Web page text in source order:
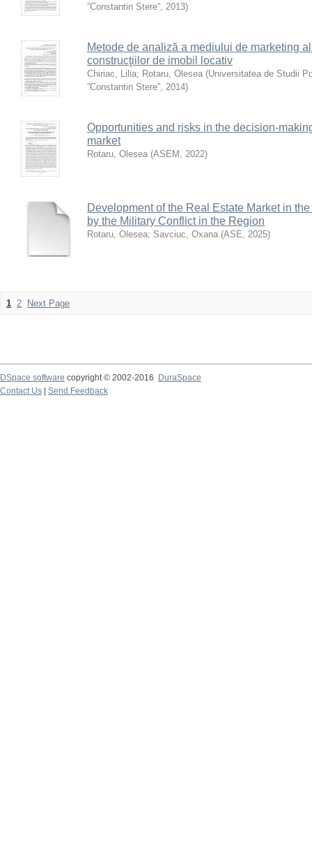
”Constantin Stere”, 2013)
Metode de analiză a mediului de marketing
construcţiilor de imobil locativ
Chiriac, Lilia; Rotaru, Olesea (Universitatea de Studii
”Constantin Stere”, 2014)
Opportunities and risks in the decision-
market
Rotaru, Olesea (ASEM , 2022)
Development of the Real Estate Market in
by the Military Conflict in the Region
Rotaru, Olesea; Savciuc, Oxana (ASE, 2025)
1 2 Next Page
DSpace software copyright © 2002-2016
DuraSpace
Contact Us
Send Feedback